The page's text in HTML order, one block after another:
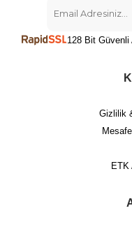
128 Bit Güvenli
Gizlilik
ETK